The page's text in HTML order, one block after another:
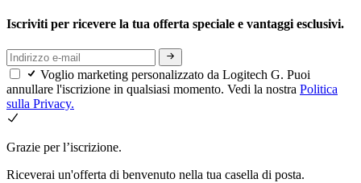
Iscriviti per ricevere la tua offerta speciale e vantaggi esclusivi.
Voglio marketing personalizzato da Logitech G. Puoi
annullare l'iscrizione in qualsiasi momento. Vedi la nostra Politica
sulla Privacy.
Grazie per l’iscrizione.
Riceverai un'offerta di benvenuto nella tua casella di posta.